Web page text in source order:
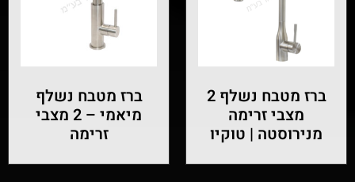
ברז מטבח נשלף 2
מצבי זרימה
מנירוסטה | טוקיו
ברז מטבח נשלף
מיאמי – 2 מצבי
זרימה